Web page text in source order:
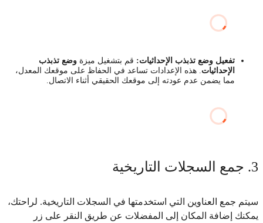
تفعيل وضع تذبذب الإحداثيات: قم بتشغيل ميزة وضع تذبذب
الإحداثيات. هذه الإعدادات تساعد في الحفاظ على موقعك المعدل،
مما يضمن عدم عودته إلى موقعك الحقيقي أثناء الاتصال.
3. جمع السجلات التاريخية
سيتم جمع العناوين التي استخدمتها في السجلات التاريخية. لراحتك،
يمكنك إضافة المكان إلى المفضلات عن طريق النقر على زر